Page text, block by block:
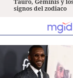
Tauro, Géminis y
signos del zodiaco